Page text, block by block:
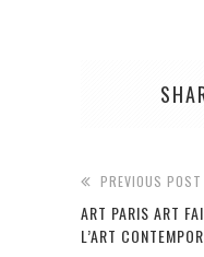
PREVIOUS POST
ART PARIS ART
L’ART